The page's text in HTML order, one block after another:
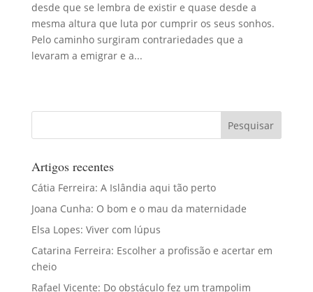
desde que se lembra de existir e quase desde a
mesma altura que luta por cumprir os seus sonhos.
Pelo caminho surgiram contrariedades que a
levaram a emigrar e a...
Artigos recentes
Cátia Ferreira: A Islândia aqui tão perto
Joana Cunha: O bom e o mau da maternidade
Elsa Lopes: Viver com lúpus
Catarina Ferreira: Escolher a profissão e acertar em
cheio
Rafael Vicente: Do obstáculo fez um trampolim